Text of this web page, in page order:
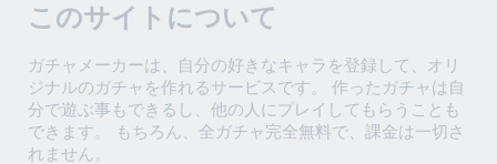
このサイトについて
ガチャメーカーは、自分の好きなキャラを登録して、オリ
ジナルのガチャを作れるサービスです。 作ったガチャは自
分で遊ぶ事もできるし、他の人にプレイしてもらうことも
できます。 もちろん、全ガチャ完全無料で、課金は一切さ
れません。